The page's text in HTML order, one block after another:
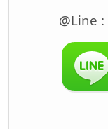
@Line :